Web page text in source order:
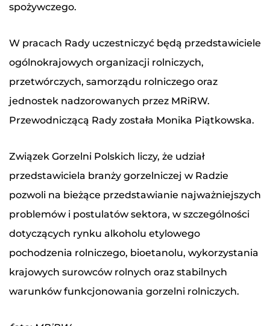
spożywczego.
W pracach Rady uczestniczyć będą przedstawiciele
ogólnokrajowych organizacji rolniczych,
przetwórczych, samorządu rolniczego oraz
jednostek nadzorowanych przez MRiRW.
Przewodniczącą Rady została Monika Piątkowska.
Związek Gorzelni Polskich liczy, że udział
przedstawiciela branży gorzelniczej w Radzie
pozwoli na bieżące przedstawianie najważniejszych
problemów i postulatów sektora, w szczególności
dotyczących rynku alkoholu etylowego
pochodzenia rolniczego, bioetanolu, wykorzystania
krajowych surowców rolnych oraz stabilnych
warunków funkcjonowania gorzelni rolniczych.